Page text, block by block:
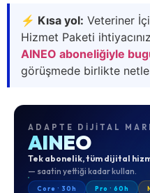
⚡ Kısa yol: Veteriner
Hizmet Paketi
AINEO aboneliğiyle
görüşmede birlikte
ADAPTE DIJITAL
AINEO
Tek abonelik, tüm dijital
— saatin yettiği kadar kullan.
Core · 30h Pro · 60h